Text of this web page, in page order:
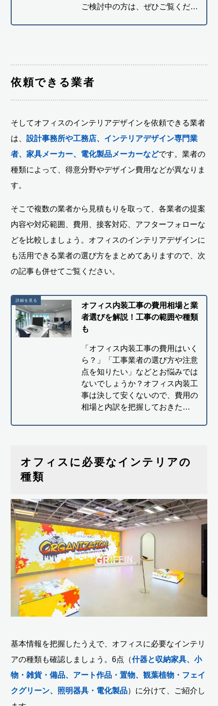
ご検討中の方は、ぜひご覧くだ…
依頼できる業者
そしてオフィスのインテリアデザインを依頼できる業者
は、設計事務所や工務店、インテリアデザイン専門業
者、家具メーカー、電化製品メーカーなどです。業者の
種類によって、得意分野やデザイン費用などが異なりま
す。
そこで複数の業者から見積もりを取って、各業者の提案
内容や対応範囲、費用、接客対応、アフターフォローな
どを比較しましょう。オフィスのインテリアデザインに
も活用できる業者の選び方をまとめてありますので、次
の記事も併せてご覧ください。
オフィス内装工事の費用相場と業
者選びを解説！工事の範囲や種類
も
「オフィス内装工事の費用はいく
ら？」「工事業者の選び方や注意
点を知りたい」などとお悩みでは
ないでしょうか？オフィス内装工
事は決して安くないので、費用の
相場と内訳を把握しておきた…
オフィスに必要なインテリアの
種類
基本情報を把握したうえで、オフィスに必要なインテリ
アの種類も確認しましょう。6点（什器と収納家具、小
物・雑貨・備品、アート作品・置物、観葉植物・フェイ
クグリーン、照明器具・電化製品）に分けて、ご紹介し